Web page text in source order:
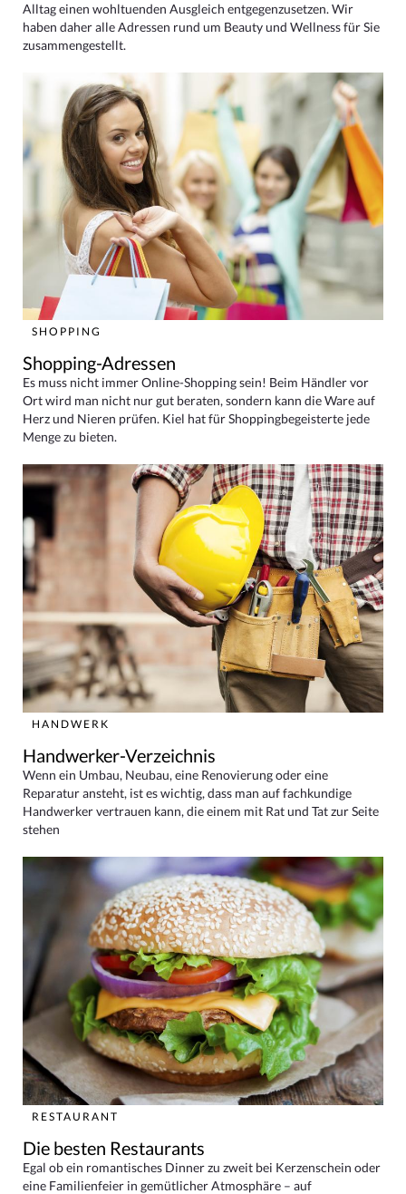
Alltag einen wohltuenden Ausgleich entgegenzusetzen. Wir
haben daher alle Adressen rund um Beauty und Wellness für Sie
zusammengestellt.
SHOPPING
Shopping-Adressen
Es muss nicht immer Online-Shopping sein! Beim Händler vor
Ort wird man nicht nur gut beraten, sondern kann die Ware auf
Herz und Nieren prüfen. Kiel hat für Shoppingbegeisterte jede
Menge zu bieten.
HANDWERK
Handwerker-Verzeichnis
Wenn ein Umbau, Neubau, eine Renovierung oder eine
Reparatur ansteht, ist es wichtig, dass man auf fachkundige
Handwerker vertrauen kann, die einem mit Rat und Tat zur Seite
stehen
RESTAURANT
Die besten Restaurants
Egal ob ein romantisches Dinner zu zweit bei Kerzenschein oder
eine Familienfeier in gemütlicher Atmosphäre – auf